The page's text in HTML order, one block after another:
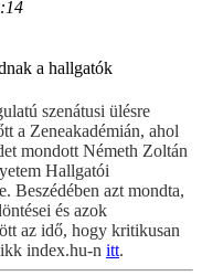
a hallgatók
szenátusi ülésre
a Zeneakadémián, ahol
mondott Németh Zoltán
Hallgatói
Beszédében azt mondta,
és azok
az idő, hogy kritikusan
index.hu-n itt.